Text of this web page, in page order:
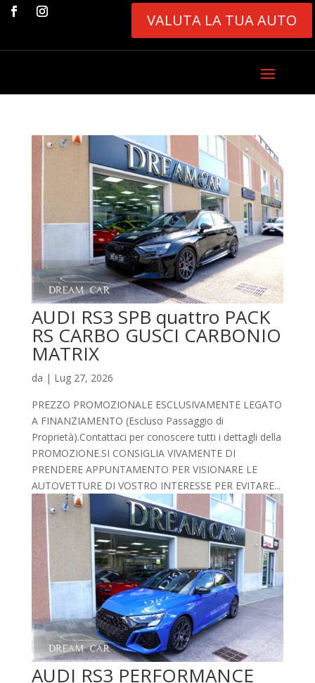
VALUTA LA TUA AUTO
AUDI RS3 SPB quattro PACK
RS CARBO GUSCI CARBONIO
MATRIX
da | Lug 27, 2026
PREZZO PROMOZIONALE ESCLUSIVAMENTE LEGATO
A FINANZIAMENTO (Escluso Passaggio di
Proprietà).Contattaci per conoscere tutti i dettagli della
PROMOZIONE.SI CONSIGLIA VIVAMENTE DI
PRENDERE APPUNTAMENTO PER VISIONARE LE
AUTOVETTURE DI VOSTRO INTERESSE PER EVITARE...
AUDI RS3 PERFORMANCE